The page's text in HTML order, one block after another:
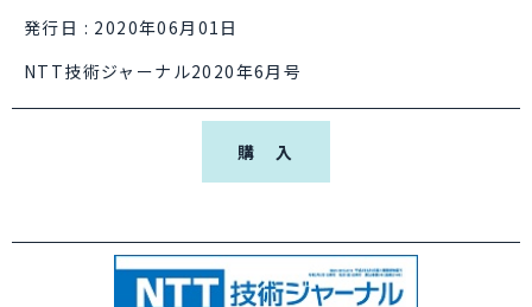
発行日 : 2020年06月01日
NTT技術ジャーナル2020年6月号
購 入